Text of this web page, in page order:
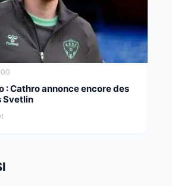
: Cathro annonce encore des
Svetlin